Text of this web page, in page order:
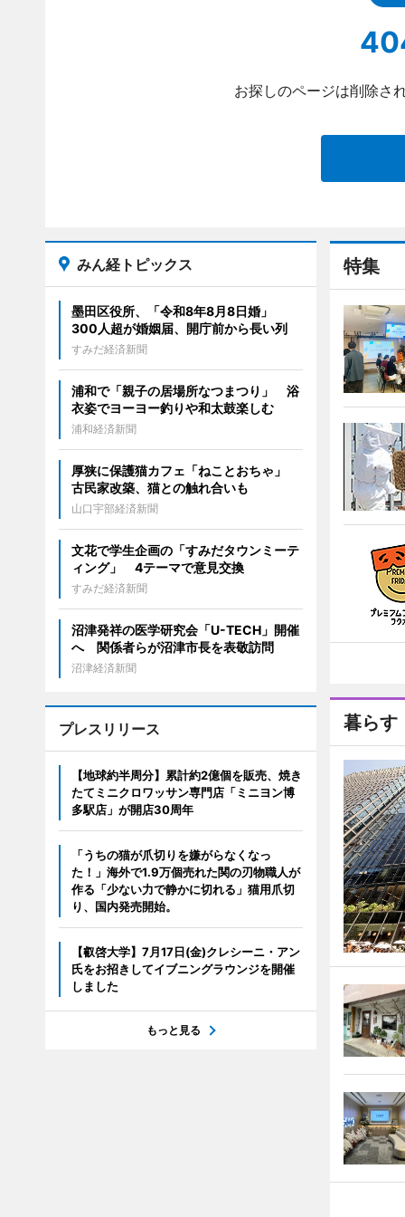
お探しのページは削除さ
特集
暮らす
みん経トピックス
墨田区役所、「令和8年8月8日婚」
300人超が婚姻届、開庁前から長い列
すみだ経済新聞
浦和で「親子の居場所なつまつり」 浴
衣姿でヨーヨー釣りや和太鼓楽しむ
浦和経済新聞
厚狭に保護猫カフェ「ねことおちゃ」
古民家改築、猫との触れ合いも
山口宇部経済新聞
文花で学生企画の「すみだタウンミーテ
ィング」 4テーマで意見交換
すみだ経済新聞
沼津発祥の医学研究会「U-TECH」開催
へ 関係者らが沼津市長を表敬訪問
沼津経済新聞
プレスリリース
【地球約半周分】累計約2億個を販売、焼き
たてミニクロワッサン専門店「ミニヨン博
多駅店」が開店30周年
「うちの猫が爪切りを嫌がらなくなっ
た！」海外で1.9万個売れた関の刃物職人が
作る「少ない力で静かに切れる」猫用爪切
り、国内発売開始。
【叡啓大学】7月17日(金)クレシーニ・アン
氏をお招きしてイブニングラウンジを開催
しました
もっと見る